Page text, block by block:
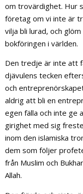
om trovärdighet. Hur
företag om vi inte är
vilja bli lurad, och
bokföringen i världen.
Den tredje är inte att
djävulens tecken
och
aldrig att bli en
egen fälla och inte ge
girighet med sig
inom den islamiska
dem som följer
från Muslim och
Allah.